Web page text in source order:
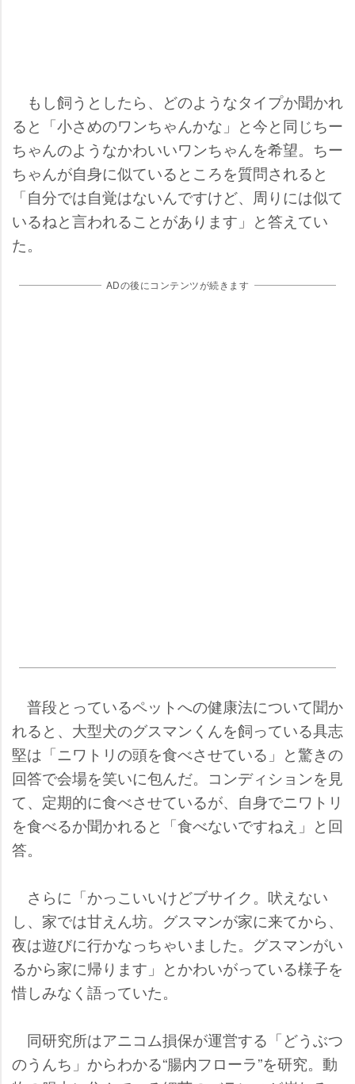
もし飼うとしたら、どのようなタイプか聞かれ
ると「小さめのワンちゃんかな」と今と同じちー
ちゃんのようなかわいいワンちゃんを希望。ちー
ちゃんが自身に似ているところを質問されると
「自分では自覚はないんですけど、周りには似て
いるねと言われることがあります」と答えてい
た。
ADの後にコンテンツが続きます
普段とっているペットへの健康法について聞か
れると、大型犬のグスマンくんを飼っている具志
堅は「ニワトリの頭を食べさせている」と驚きの
回答で会場を笑いに包んだ。コンディションを見
て、定期的に食べさせているが、自身でニワトリ
を食べるか聞かれると「食べないですねえ」と回
答。
さらに「かっこいいけどブサイク。吠えない
し、家では甘えん坊。グスマンが家に来てから、
夜は遊びに行かなっちゃいました。グスマンがい
るから家に帰ります」とかわいがっている様子を
惜しみなく語っていた。
同研究所はアニコム損保が運営する「どうぶつ
のうんち」からわかる“腸内フローラ”を研究。動